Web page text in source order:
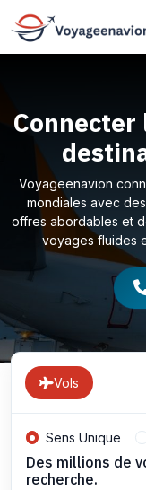
Voyageenavion
mondiales avec
offres abordables et
voyages fluides
Vols
Sens Unique
Des millions de
recherche.